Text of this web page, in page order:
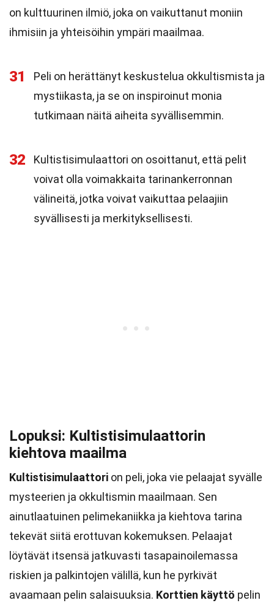
on kulttuurinen ilmiö, joka on vaikuttanut moniin
ihmisiin ja yhteisöihin ympäri maailmaa.
31
Peli on herättänyt keskustelua okkultismista ja
mystiikasta, ja se on inspiroinut monia
tutkimaan näitä aiheita syvällisemmin.
32
Kultistisimulaattori on osoittanut, että pelit
voivat olla voimakkaita tarinankerronnan
välineitä, jotka voivat vaikuttaa pelaajiin
syvällisesti ja merkityksellisesti.
Lopuksi: Kultistisimulaattorin
kiehtova maailma
Kultistisimulaattori on peli, joka vie pelaajat syvälle
mysteerien ja okkultismin maailmaan. Sen
ainutlaatuinen pelimekaniikka ja kiehtova tarina
tekevät siitä erottuvan kokemuksen. Pelaajat
löytävät itsensä jatkuvasti tasapainoilemassa
riskien ja palkintojen välillä, kun he pyrkivät
avaamaan pelin salaisuuksia. Korttien käyttö pelin